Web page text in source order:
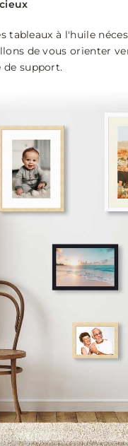
tableaux à l'huile
de vous orienter
de support.